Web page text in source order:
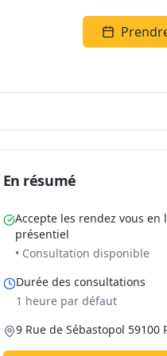
En résumé
Accepte les rendez vous en
présentiel
• Consultation disponible
Durée des consultations
1 heure par défaut
9 Rue de Sébastopol 59100